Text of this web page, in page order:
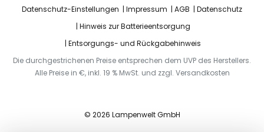
Datenschutz-Einstellungen Impressum AGB
Datenschutz
Hinweis zur Batterieentsorgung
Entsorgungs- und Rückgabehinweis
Die durchgestrichenen Preise entsprechen dem UVP des Herstellers.
Alle Preise in €, inkl. 19 % MwSt. und zzgl. Versandkosten
© 2026 Lampenwelt GmbH